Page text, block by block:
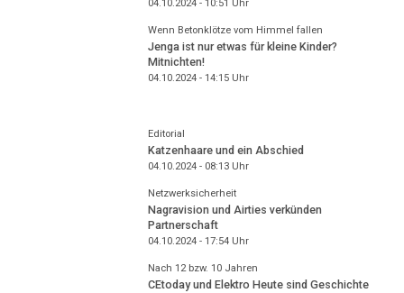
04.10.2024 - 10:51 Uhr
Wenn Betonklötze vom Himmel fallen
Jenga ist nur etwas für kleine Kinder?
Mitnichten!
04.10.2024 - 14:15Uhr
Editorial
Katzenhaare und ein Abschied
04.10.2024 - 08:13Uhr
Netzwerksicherheit
Nagravision und Airties verkünden
Partnerschaft
04.10.2024 - 17:54Uhr
Nach 12 bzw. 10 Jahren
CEtoday und Elektro Heute sind Geschichte